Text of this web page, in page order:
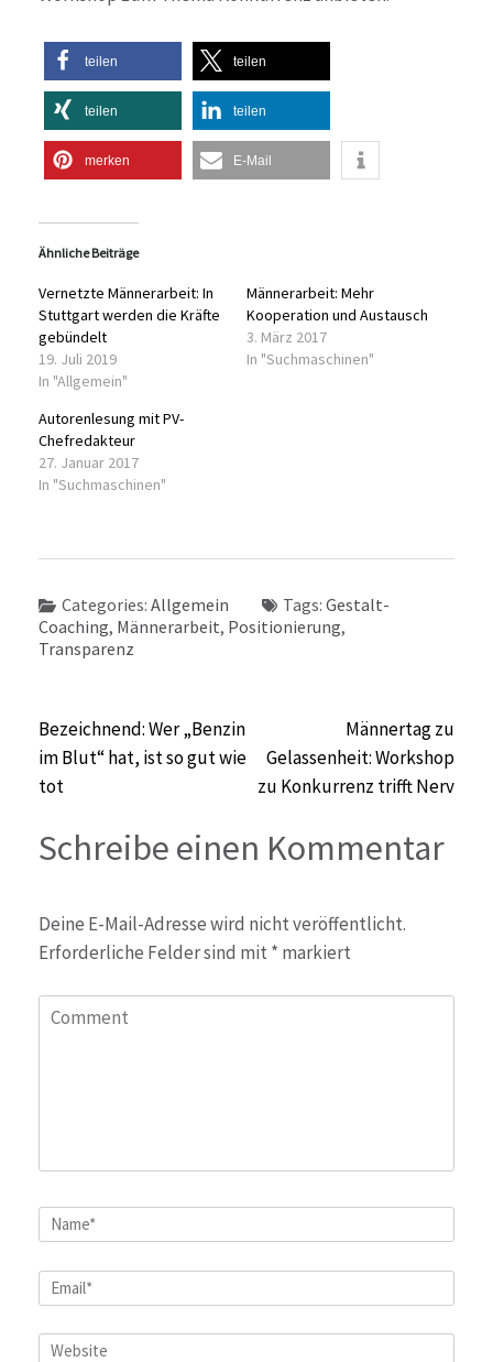
teilen teilen
teilen teilen
merken E-Mail
Ähnliche Beiträge
Vernetzte Männerarbeit: In
Stuttgart werden die Kräfte
gebündelt
19. Juli 2019
In "Allgemein"
Männerarbeit: Mehr
Kooperation und Austausch
3. März 2017
In "Suchmaschinen"
Autorenlesung mit PV-
Chefredakteur
27. Januar 2017
In "Suchmaschinen"
Categories: Allgemein Tags: Gestalt-
Coaching, Männerarbeit, Positionierung,
Transparenz
Beitragsnavigation
Bezeichnend: Wer „Benzin
im Blut“ hat, ist so gut wie
tot
Männertag zu
Gelassenheit: Workshop
zu Konkurrenz trifft Nerv
Schreibe einen Kommentar
Deine E-Mail-Adresse wird nicht veröffentlicht.
Erforderliche Felder sind mit * markiert
Comment
Name*
Email*
Website